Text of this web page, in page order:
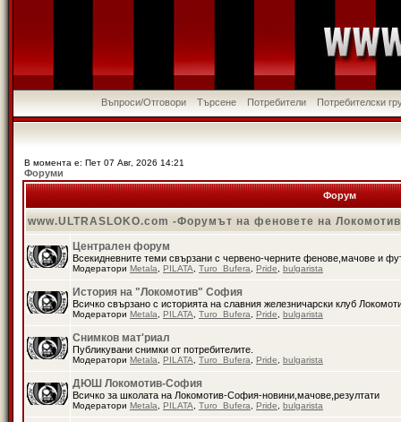
Въпроси/Отговори Търсене Потребители Потребителски
В момента е: Пет 07 Авг, 2026 14:21
Форуми
Форум
www.ULTRASLOKO.com -Форумът на феновете на
Централен форум
Всекидневните теми свързани с червено-черните фенове,мачове и
Модератори Metala PILATA Turo_Bufera Pride bulgarista
История на "Локомотив" София
Всичко свързано с историята на славния железничарски клуб
Модератори Metala PILATA Turo_Bufera Pride bulgarista
Снимков мат'риал
Публикувани снимки от потребителите.
Модератори Metala PILATA Turo_Bufera Pride bulgarista
ДЮШ Локомотив-София
Всичко за школата на Локомотив-София-новини,мачове,резултати
Модератори Metala PILATA Turo_Bufera Pride bulgarista